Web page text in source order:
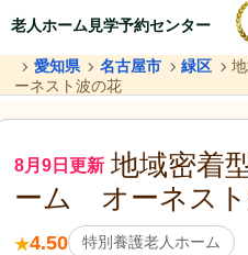
老人ホーム見学予約センター
愛知県 名古屋市 緑区
ーネスト波の花
8月9日更新 地域密着
ーム オーネス
★4.50 特別養護老人ホーム